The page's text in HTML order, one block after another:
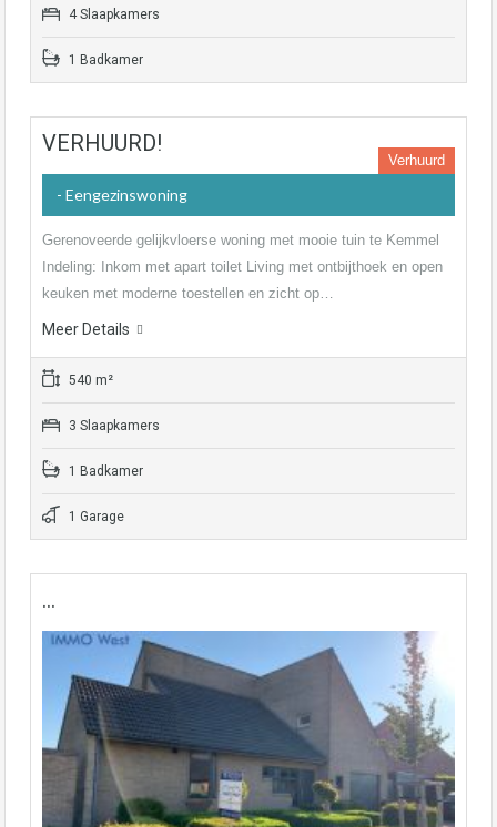
4 Slaapkamers
1 Badkamer
VERHUURD!
Verhuurd
- Eengezinswoning
Gerenoveerde gelijkvloerse woning met mooie tuin te Kemmel
Indeling: Inkom met apart toilet Living met ontbijthoek en open
keuken met moderne toestellen en zicht op…
Meer Details
540 m²
3 Slaapkamers
1 Badkamer
1 Garage
…